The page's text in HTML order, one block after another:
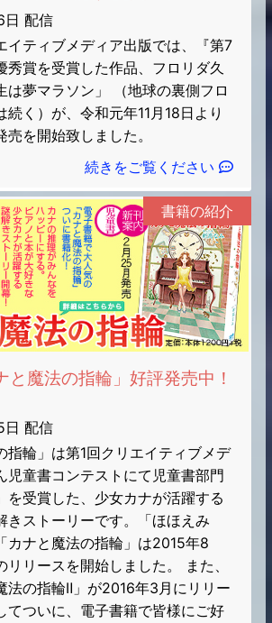
人生は夢マラソン」が令和元
り全国書店にて発売です。
日 配信
イティブメディア出版では、『第7
秀賞を受賞した作品、フロリダ久
は夢マラソン」 （地球の裏側フロ
続く）が、令和元年11月18日より
を開始致しました。
続きをご覧ください
書籍の紹介
と魔法の指輪」好評発売中！
日 配信
指輪」は第1回クリエイティブメデ
児童書コンテストにて児童書部門
を受賞した、少女カナが活躍する
きストーリーです。「ほほえみ
カナと魔法の指輪」は2015年8
リリースを開始しました。 また、
法の指輪Ⅱ」が2016年3月にリリー
てついに、電子書籍で皆様にご好